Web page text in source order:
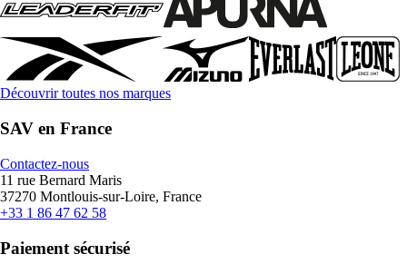
Découvrir toutes nos marques
SAV en France
Contactez-nous
11 rue Bernard Maris
37270 Montlouis-sur-Loire, France
+33 1 86 47 62 58
Paiement sécurisé